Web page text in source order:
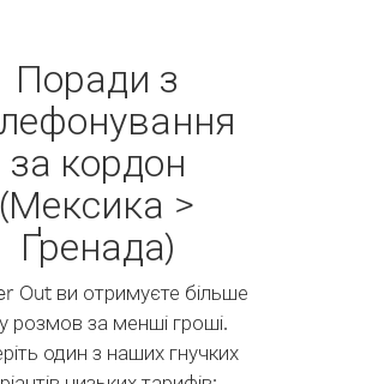
Поради з
за кордон
(Мексика >
Ґренада)
Out ви отримуєте більше
розмов за менші гроші.
один з наших гнучких